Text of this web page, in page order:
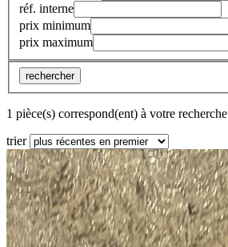
réf. interne
prix minimum
prix maximum
rechercher
1 pièce(s) correspond(ent) à votre recherche
trier